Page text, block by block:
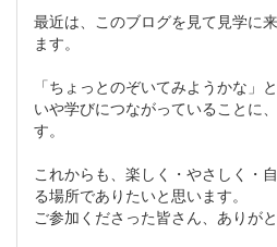
最近は、このブログを見て見学に
ます。
「ちょっとのぞいてみようかな」
いや学びにつながっていることに
す。
これからも、楽しく・やさしく・
る場所でありたいと思います。
ご参加くださった皆さん、ありが